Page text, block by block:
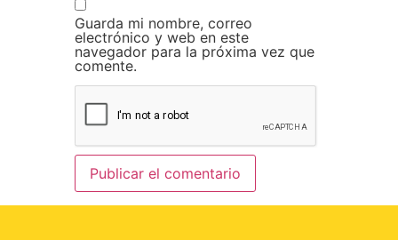
Guarda mi nombre, correo
electrónico y web en este
navegador para la próxima vez que
comente.